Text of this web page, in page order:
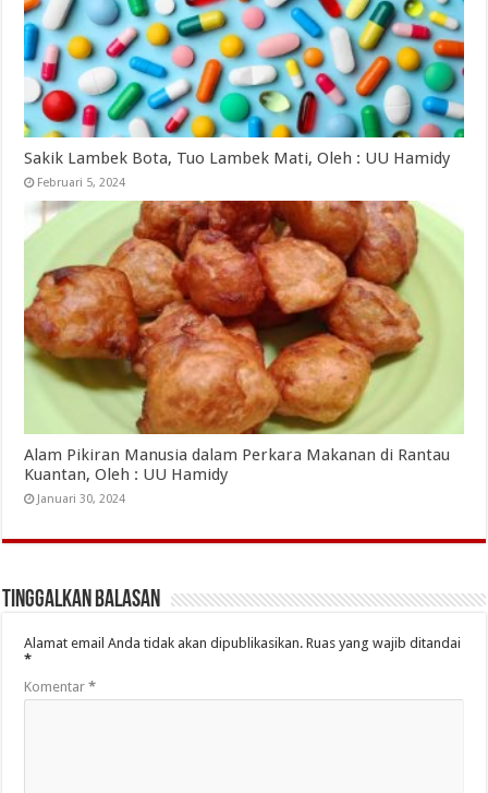
Sakik Lambek Bota, Tuo Lambek Mati, Oleh : UU Hamidy
Februari 5, 2024
Alam Pikiran Manusia dalam Perkara Makanan di Rantau
Kuantan, Oleh : UU Hamidy
Januari 30, 2024
Tinggalkan Balasan
Alamat email Anda tidak akan dipublikasikan. Ruas yang wajib ditandai
*
Komentar*